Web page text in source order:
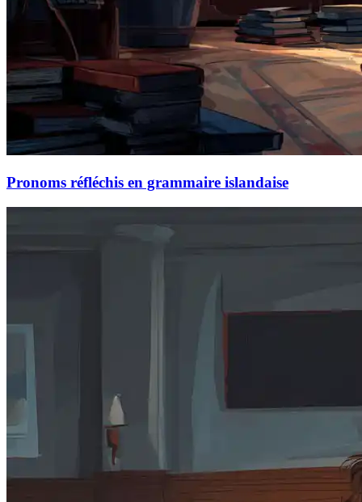
Pronoms réfléchis en grammaire islandaise